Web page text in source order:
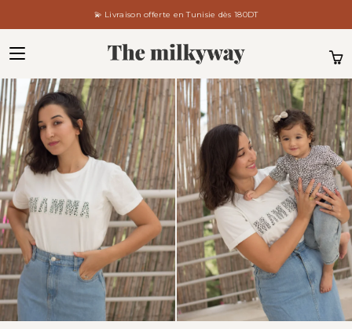
💫 Livraison offerte en Tunisie dès 180DT